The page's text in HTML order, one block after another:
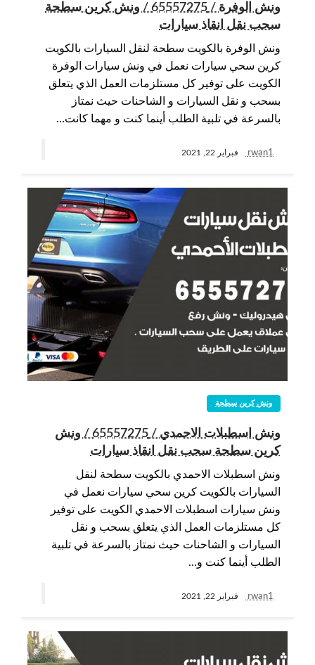
ونش الوفرة / 65557275 / ونش كرين سطحة
سحب نقل انقاذ سيارات
ونش الوفرة بالكويت سطحة لنقل السيارات بالكويت
كرين سحي سيارات نعمل في ونش سيارات الوفرة
الكويت على توفير كل مستلزمات العمل الذي يتعلق
بسحب و نقل السيارات و الشاحنات حيث نمتاز
بالسرعة في تلبية الطلب أينما كنت و مهما كانت…
rwan1 فبراير 22, 2021
ونش كرين سطحة
ونش اسطبلات الاحمدي / 65557275 / ونش
كرين سطحة سحب نقل انقاذ سيارات
ونش اسطبلات الاحمدي بالكويت سطحة لنقل
السيارات بالكويت كرين سحي سيارات نعمل في
ونش سيارات اسطبلات الاحمدي الكويت على توفير
كل مستلزمات العمل الذي يتعلق بسحب و نقل
السيارات و الشاحنات حيث نمتاز بالسرعة في تلبية
الطلب أينما كنت و…
rwan1 فبراير 22, 2021